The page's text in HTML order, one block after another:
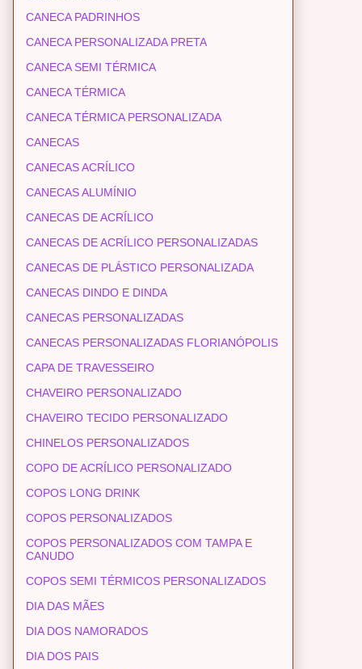
CANECA PADRINHOS
CANECA PERSONALIZADA PRETA
CANECA SEMI TÉRMICA
CANECA TÉRMICA
CANECA TÉRMICA PERSONALIZADA
CANECAS
CANECAS ACRÍLICO
CANECAS ALUMÍNIO
CANECAS DE ACRÍLICO
CANECAS DE ACRÍLICO PERSONALIZADAS
CANECAS DE PLÁSTICO PERSONALIZADA
CANECAS DINDO E DINDA
CANECAS PERSONALIZADAS
CANECAS PERSONALIZADAS FLORIANÓPOLIS
CAPA DE TRAVESSEIRO
CHAVEIRO PERSONALIZADO
CHAVEIRO TECIDO PERSONALIZADO
CHINELOS PERSONALIZADOS
COPO DE ACRÍLICO PERSONALIZADO
COPOS LONG DRINK
COPOS PERSONALIZADOS
COPOS PERSONALIZADOS COM TAMPA E
CANUDO
COPOS SEMI TÉRMICOS PERSONALIZADOS
DIA DAS MÃES
DIA DOS NAMORADOS
DIA DOS PAIS